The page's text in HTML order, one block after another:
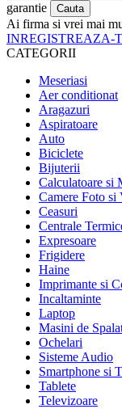
garantie
Ai firma si vrei mai
INREGISTREAZA-
CATEGORII
Meseriasi
Aer conditionat
Aragazuri
Aspiratoare
Auto
Biciclete
Bijuterii
Calculatoare si
Camere Foto si
Ceasuri
Centrale
Expresoare
Frigidere
Haine
Imprimante si
Incaltaminte
Laptop
Masini de
Ochelari
Sisteme Audio
Smartphone si
Tablete
Televizoare